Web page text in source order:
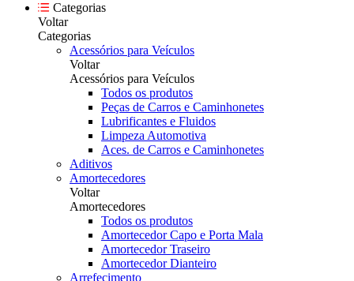
Categorias
Voltar
Categorias
Acessórios para Veículos
Voltar
Acessórios para Veículos
Todos os produtos
Peças de Carros e Caminhonetes
Lubrificantes e Fluidos
Limpeza Automotiva
Aces. de Carros e Caminhonetes
Aditivos
Amortecedores
Voltar
Amortecedores
Todos os produtos
Amortecedor Capo e Porta Mala
Amortecedor Traseiro
Amortecedor Dianteiro
Arrefecimento